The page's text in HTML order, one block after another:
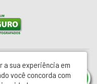
CNPJ: 00.502.154/0001-81
do Campo / SP - CEP: 09791-253
a sua experiência em
você concorda com